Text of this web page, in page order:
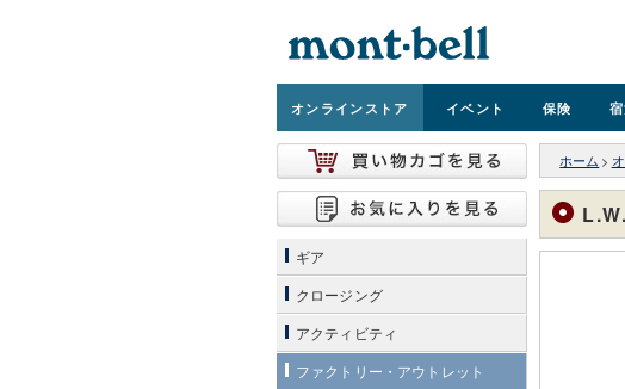
オンラインストア イベント 保険
ホーム >
ギア
クロージング
アクティビティ
ファクトリー・アウトレット